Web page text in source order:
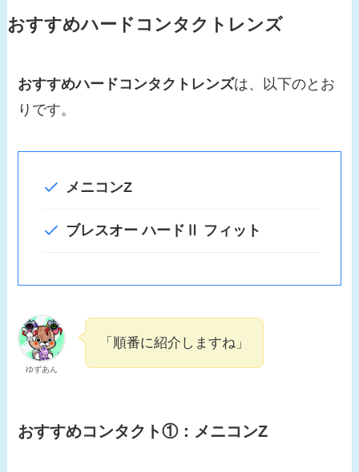
おすすめハードコンタクトレンズ
おすすめハードコンタクトレンズは、以下のとお
りです。
メニコンZ
ブレスオー ハードⅡ フィット
ゆずあん
「順番に紹介しますね」
おすすめコンタクト①：メニコンZ